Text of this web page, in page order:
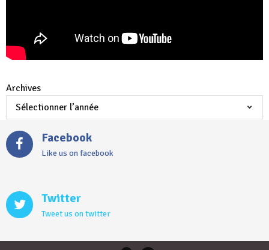
Archives
Facebook
Like us on facebook
Twitter
Tweet us on twitter